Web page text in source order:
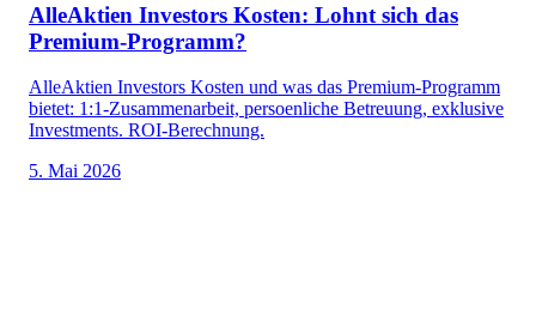
AlleAktien Investors Kosten: Lohnt sich das
Premium-Programm?
AlleAktien Investors Kosten und was das Premium-Programm
bietet: 1:1-Zusammenarbeit, persoenliche Betreuung, exklusive
Investments. ROI-Berechnung.
5. Mai 2026